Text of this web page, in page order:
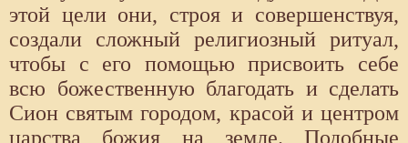
этой цели они, строя и совершенствуя,
создали сложный религиозный ритуал,
чтобы с его помощью присвоить себе
всю божественную благодать и сделать
Сион святым городом, красой и центром
царства божия на земле. Подобные